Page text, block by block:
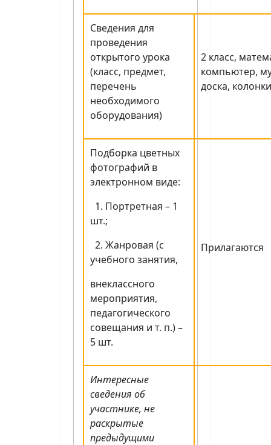
Сведения для
проведения
открытого урока
(класс, предмет,
перечень
необходимого
оборудования)
2 класс,
компьютер,
доска,
Подборка цветных
фотографий в
электронном виде:
1. Портретная – 1
шт.;
2. Жанровая (с
учебного занятия,
внеклассного
мероприятия,
педагогического
совещания и т. п.) –
5 шт.
Прилагаются
Интересные
сведения об
участнике, не
раскрытые
предыдущими